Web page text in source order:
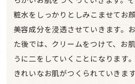
粧水をしっかりとしみこませてお
美容成分を浸透させていきます。
た後では、クリームをつけて、お
うに二をしていくことになります
きれいなお肌がつくられていきます